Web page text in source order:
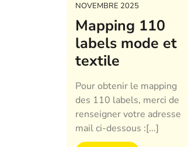
NOVEMBRE 2025
Mapping 110
labels mode et
textile
Pour obtenir le mapping
des 110 labels, merci de
renseigner votre adresse
mail ci-dessous :[...]